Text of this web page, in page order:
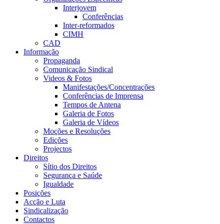
Interjovem
Conferências
Inter-reformados
CIMH
CAD
Informação
Propaganda
Comunicação Sindical
Videos & Fotos
Manifestações/Concentrações
Conferências de Imprensa
Tempos de Antena
Galeria de Fotos
Galeria de Vídeos
Moções e Resoluções
Edições
Projectos
Direitos
Sítio dos Direitos
Segurança e Saúde
Igualdade
Posições
Acção e Luta
Sindicalização
Contactos